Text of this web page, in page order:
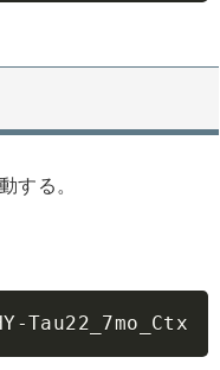
する。
Tau22_7mo_Ctx
Copy